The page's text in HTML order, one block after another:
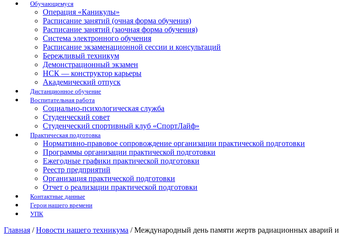
Обучающемуся
Операция «Каникулы»
Расписание занятий (очная форма обучения)
Расписание занятий (заочная форма обучения)
Система электронного обучения
Расписание экзаменационной сессии и консультаций
Бережливый техникум
Демонстрационный экзамен
НСК — конструктор карьеры
Академический отпуск
Дистанционное обучение
Воспитательная работа
Социально-психологическая служба
Студенческий совет
Студенческий спортивный клуб «СпортЛайф»
Практическая подготовка
Нормативно-правовое сопровождение организации практической подготовки
Программы организации практической подготовки
Ежегодные графики практической подготовки
Реестр предприятий
Организация практической подготовки
Отчет о реализации практической подготовки
Контактные данные
Герои нашего времени
УПК
Главная /Новости нашего техникума / Международный день памяти жертв радиационных аварий и